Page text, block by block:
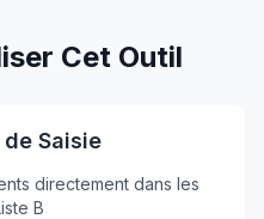
Cet Outil
Saisie
directement dans les
B